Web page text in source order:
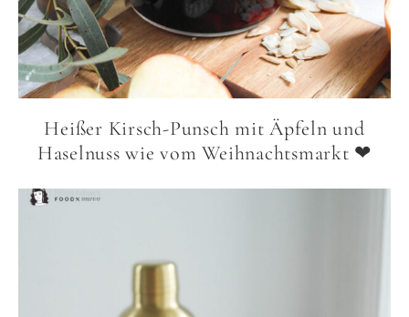
Heißer Kirsch-Punsch mit Äpfeln und
Haselnuss wie vom Weihnachtsmarkt ❤